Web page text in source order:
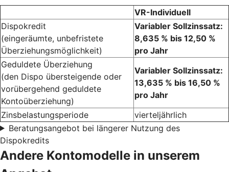
VR-Individuell
Dispokredit
(eingeräumte, unbefristete
Überziehungsmöglichkeit)
Variabler Sollzinssatz:
8,635 % bis 12,50 %
pro Jahr
Geduldete Überziehung
(den Dispo übersteigende oder
vorübergehend geduldete
Kontoüberziehung)
Variabler Sollzinssatz:
13,635 % bis 16,50 %
pro Jahr
Zinsbelastungsperiode
vierteljährlich
Beratungsangebot bei längerer Nutzung des
Dispokredits
Andere Kontomodelle in unserem